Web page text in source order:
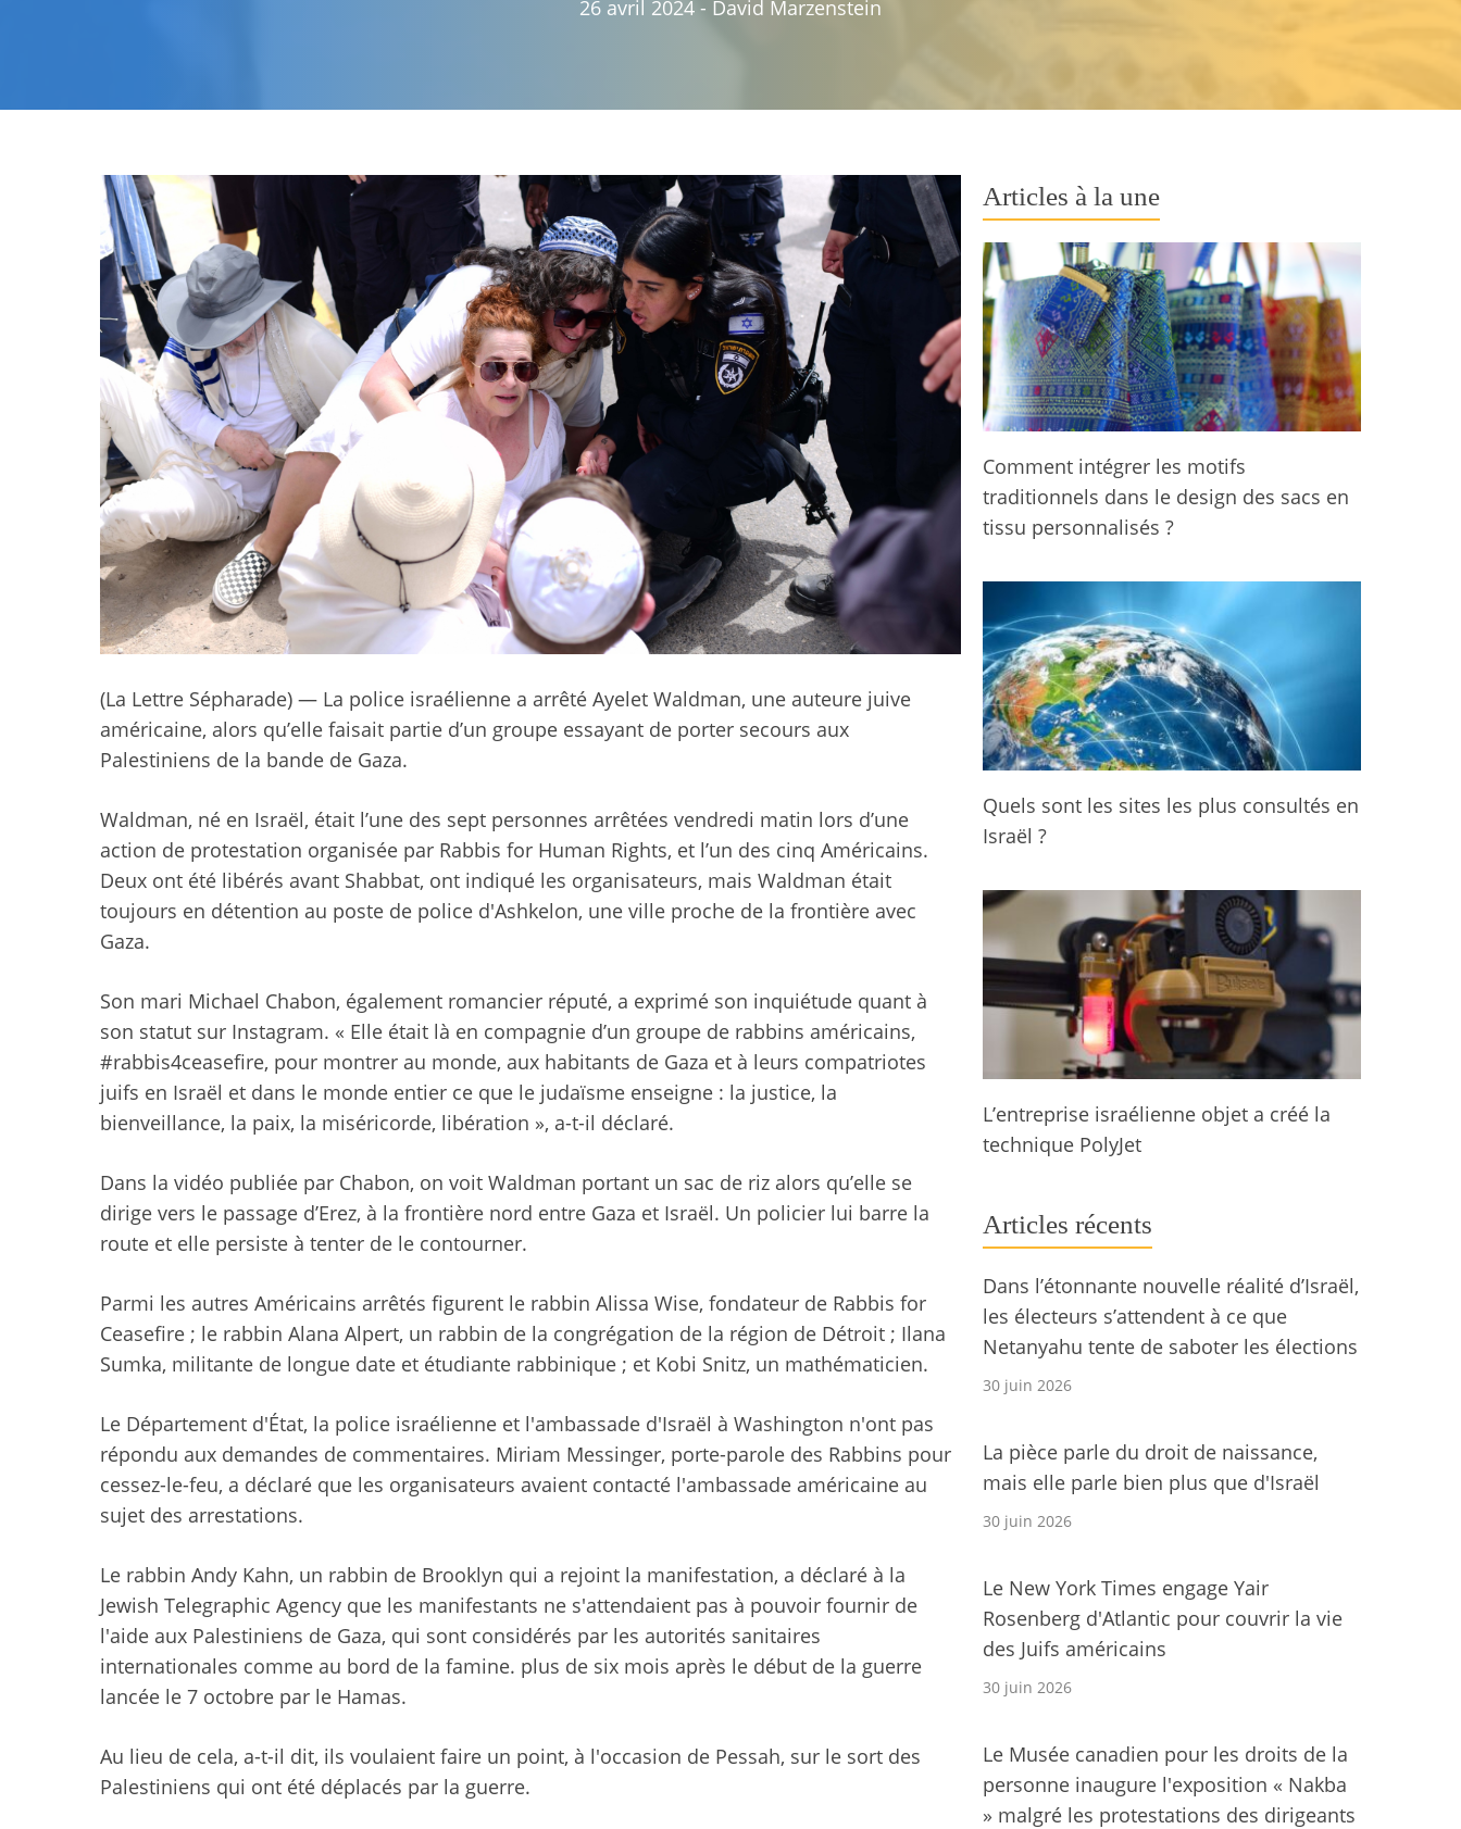
26 avril 2024 - David Marzenstein
(La Lettre Sépharade) — La police israélienne a arrêté Ayelet Waldman, une auteure juive
américaine, alors qu’elle faisait partie d’un groupe essayant de porter secours aux
Palestiniens de la bande de Gaza.
Waldman, né en Israël, était l’une des sept personnes arrêtées vendredi matin lors d’une
action de protestation organisée par Rabbis for Human Rights, et l’un des cinq Américains.
Deux ont été libérés avant Shabbat, ont indiqué les organisateurs, mais Waldman était
toujours en détention au poste de police d'Ashkelon, une ville proche de la frontière avec
Gaza.
Son mari Michael Chabon, également romancier réputé, a exprimé son inquiétude quant à
son statut sur Instagram. « Elle était là en compagnie d’un groupe de rabbins américains,
#rabbis4ceasefire, pour montrer au monde, aux habitants de Gaza et à leurs compatriotes
juifs en Israël et dans le monde entier ce que le judaïsme enseigne : la justice, la
bienveillance, la paix, la miséricorde, libération », a-t-il déclaré.
Dans la vidéo publiée par Chabon, on voit Waldman portant un sac de riz alors qu’elle se
dirige vers le passage d’Erez, à la frontière nord entre Gaza et Israël. Un policier lui barre la
route et elle persiste à tenter de le contourner.
Parmi les autres Américains arrêtés figurent le rabbin Alissa Wise, fondateur de Rabbis for
Ceasefire ; le rabbin Alana Alpert, un rabbin de la congrégation de la région de Détroit ; Ilana
Sumka, militante de longue date et étudiante rabbinique ; et Kobi Snitz, un mathématicien.
Le Département d'État, la police israélienne et l'ambassade d'Israël à Washington n'ont pas
répondu aux demandes de commentaires. Miriam Messinger, porte-parole des Rabbins pour
cessez-le-feu, a déclaré que les organisateurs avaient contacté l'ambassade américaine au
sujet des arrestations.
Le rabbin Andy Kahn, un rabbin de Brooklyn qui a rejoint la manifestation, a déclaré à la
Jewish Telegraphic Agency que les manifestants ne s'attendaient pas à pouvoir fournir de
l'aide aux Palestiniens de Gaza, qui sont considérés par les autorités sanitaires
internationales comme au bord de la famine. plus de six mois après le début de la guerre
lancée le 7 octobre par le Hamas.
Au lieu de cela, a-t-il dit, ils voulaient faire un point, à l'occasion de Pessah, sur le sort des
Palestiniens qui ont été déplacés par la guerre.
Articles à la une
Comment intégrer les motifs
traditionnels dans le design des sacs en
tissu personnalisés ?
Quels sont les sites les plus consultés en
Israël ?
L’entreprise israélienne objet a créé la
technique PolyJet
Articles récents
Dans l’étonnante nouvelle réalité d’Israël,
les électeurs s’attendent à ce que
Netanyahu tente de saboter les élections
30 juin 2026
La pièce parle du droit de naissance,
mais elle parle bien plus que d'Israël
30 juin 2026
Le New York Times engage Yair
Rosenberg d'Atlantic pour couvrir la vie
des Juifs américains
30 juin 2026
Le Musée canadien pour les droits de la
personne inaugure l'exposition « Nakba
» malgré les protestations des dirigeants